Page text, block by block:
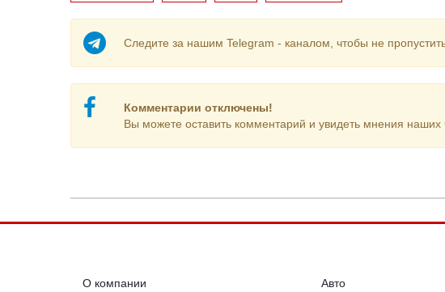
Следите за нашим Telegram - каналом, чтобы не
Комментарии отключены!
Вы можете оставить комментарий и увидеть мнения наших
О компании Авто